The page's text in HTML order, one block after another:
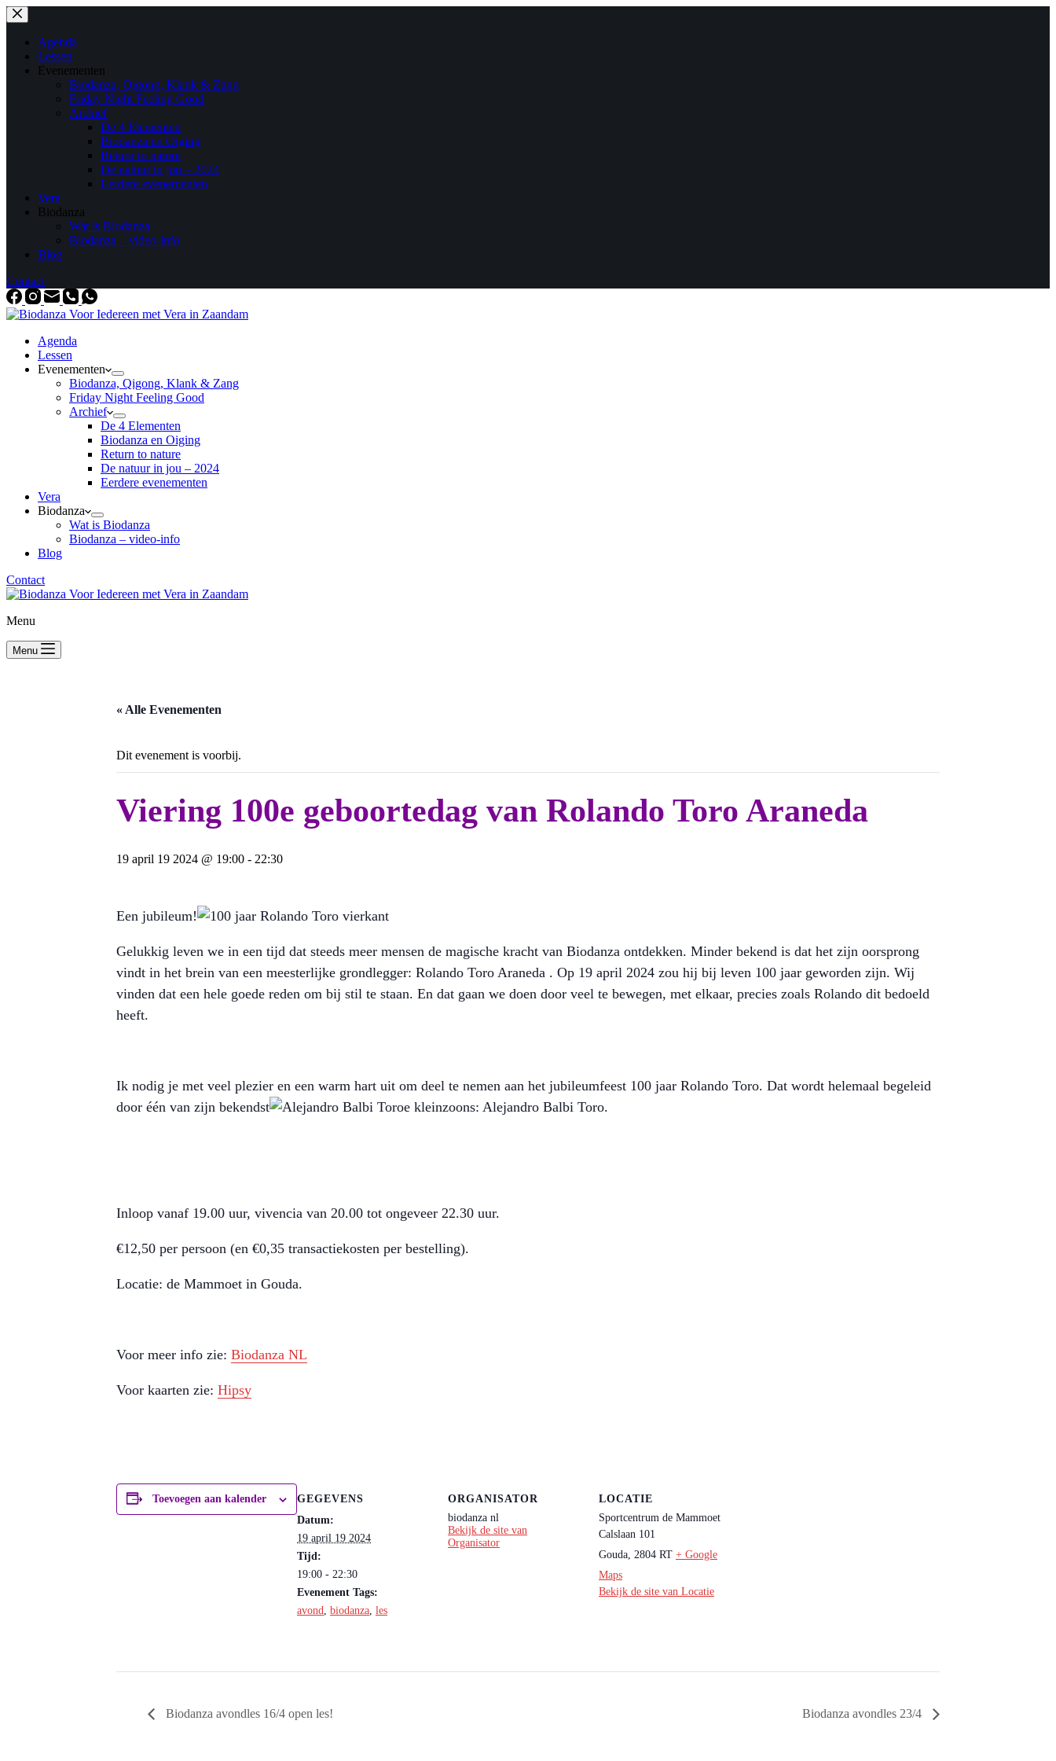
Ga
naar
inhoud
Agenda
Lessen
Evenementen
Biodanza, Qigong, Klank & Zang
Friday Night Feeling Good
Archief
De 4 Elementen
Biodanza en Oiging
Return to nature
De natuur in jou – 2024
Eerdere evenementen
Vera
Biodanza
Wat is Biodanza
Biodanza – video-info
Blog
Contact
Agenda
Lessen
Evenementen
Biodanza, Qigong, Klank & Zang
Friday Night Feeling Good
Archief
De 4 Elementen
Biodanza en Oiging
Return to nature
De natuur in jou – 2024
Eerdere evenementen
Vera
Biodanza
Wat is Biodanza
Biodanza – video-info
Blog
Contact
Menu
Menu
« Alle Evenementen
Dit evenement is voorbij.
Viering 100e geboortedag van Rolando Toro Araneda
19 april 19 2024 @ 19:00 - 22:30
Een jubileum!
Gelukkig leven we in een tijd dat steeds meer mensen de magische kracht van Biodanza ontdekken. Minder bekend is dat het zijn oorsprong
vindt in het brein van een meesterlijke grondlegger: Rolando Toro Araneda . Op 19 april 2024 zou hij bij leven 100 jaar geworden zijn. Wij
vinden dat een hele goede reden om bij stil te staan. En dat gaan we doen door veel te bewegen, met elkaar, precies zoals Rolando dit bedoeld
heeft.
Ik nodig je met veel plezier en een warm hart uit om deel te nemen aan het jubileumfeest 100 jaar Rolando Toro. Dat wordt helemaal begeleid
door één van zijn bekendst
e kleinzoons: Alejandro Balbi Toro.
Inloop vanaf 19.00 uur, vivencia van 20.00 tot ongeveer 22.30 uur.
€12,50 per persoon (en €0,35 transactiekosten per bestelling).
Locatie: de Mammoet in Gouda.
Voor meer info zie: Biodanza NL
Voor kaarten zie: Hipsy
Toevoegen aan kalender
GEGEVENS
Datum:
19 april 19 2024
Tijd:
19:00 - 22:30
Evenement Tags:
avond biodanza les
ORGANISATOR
biodanza nl
Bekijk de site van
Organisator
LOCATIE
Sportcentrum de Mammoet
Calslaan 101
Gouda 2804 RT + Google
Maps
Bekijk de site van Locatie
Biodanza avondles 16/4 open les! Biodanza avondles 23/4